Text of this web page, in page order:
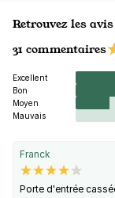
Retrouvez les
31 commentaires
Excellent
Bon
Moyen
Mauvais
Franck
Porte d'entrée